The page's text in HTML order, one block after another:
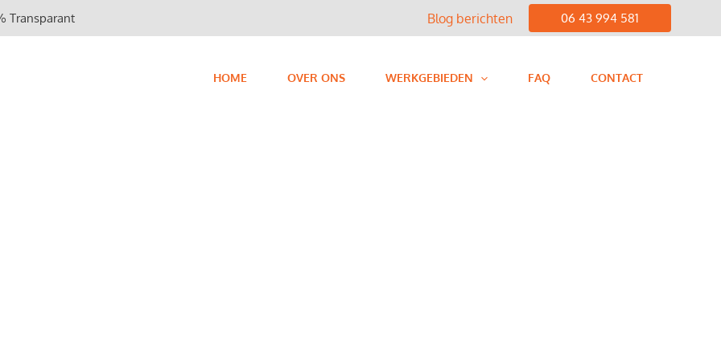
Transparant Blog berichten 06 43 994 581
HOME OVER ONS WERKGEBIEDEN FAQ CONTACT